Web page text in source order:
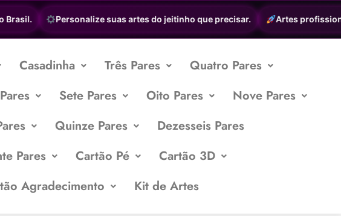
Personalize suas artes do jeitinho que precisar. Artes
Casadinha Três Pares
Quatro Pares
Sete Pares Oito Pares
Nove Pares
Quinze Pares
Dezesseis Pares
Pares Cartão Pé
Cartão 3D
Agradecimento Kit de Artes